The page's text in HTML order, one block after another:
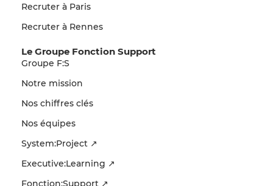
Recruter à Paris
Recruter à Rennes
Le Groupe Fonction Support
Groupe F:S
Notre mission
Nos chiffres clés
Nos équipes
System:Project ↗
Executive:Learning ↗
Fonction:Support ↗